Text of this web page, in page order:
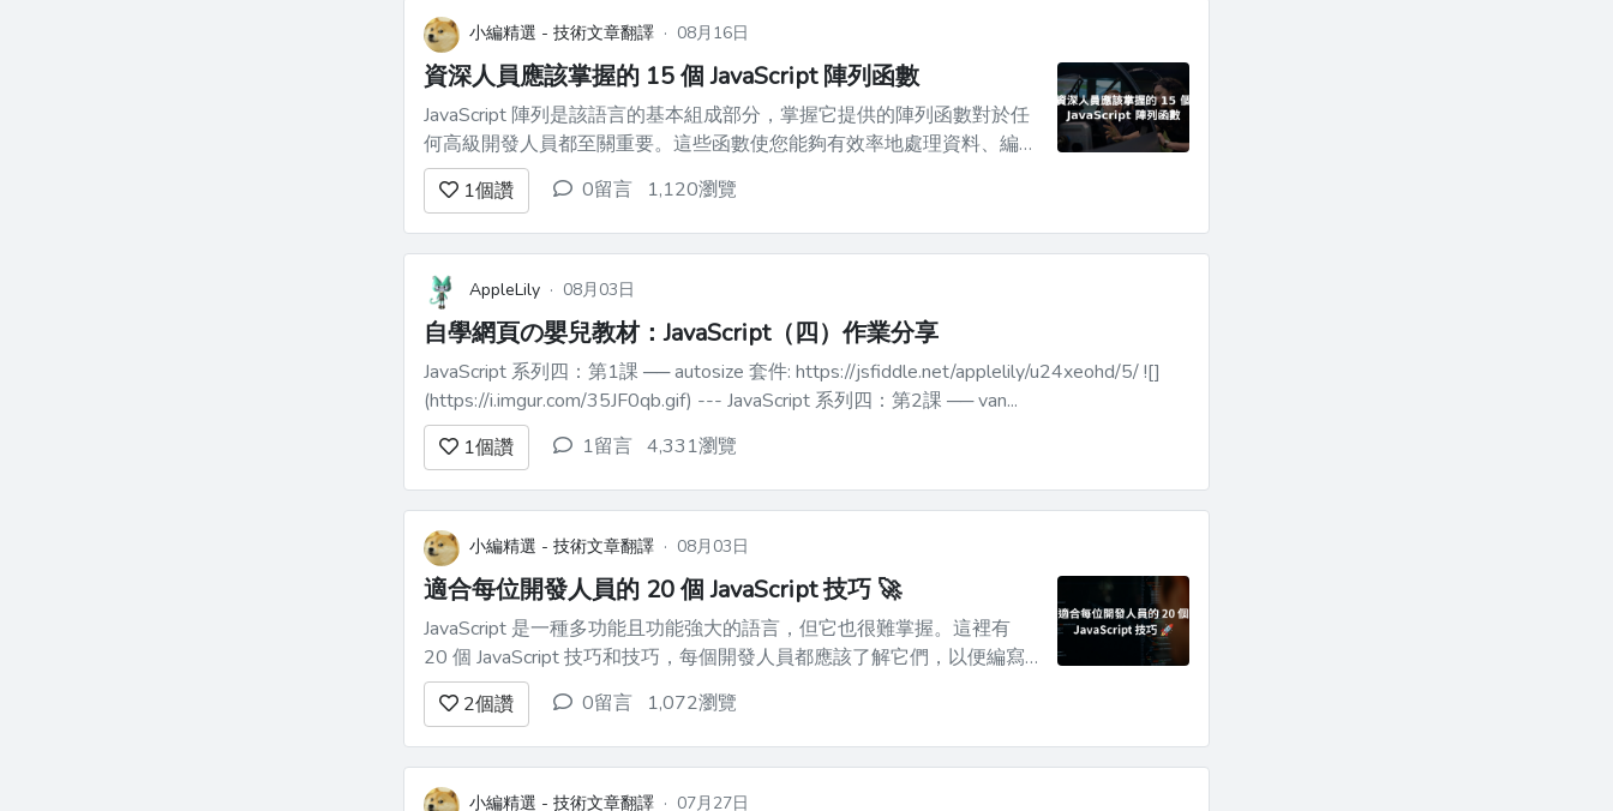
小編精選 - 技術文章翻譯 · 08月16日
資深人員應該掌握的 15 個 JavaScript 陣列函數
JavaScript 陣列是該語言的基本組成部分，掌握它提供的陣列函數對於任
何高級開發人員都至關重要。這些函數使您能夠有效率地處理資料、編寫
更簡潔的程式碼並輕鬆實現高級功能。在這篇文章中，我們將深入研究每
個高級開發人員都應該精通的 15 個陣列函數。 請訂閱我的 [YouTube 頻
道](ht...
1個讚 0留言 1,120瀏覽
AppleLily · 08月03日
自學網頁の嬰兒教材：JavaScript（四）作業分享
JavaScript 系列四：第1課 ── autosize 套件: https://jsfiddle.net/applelily/u24xeohd/5/ ![]
(https://i.imgur.com/35JF0qb.gif) --- JavaScript 系列四：第2課 ── van...
1個讚 1留言 4,331瀏覽
小編精選 - 技術文章翻譯 · 08月03日
適合每位開發人員的 20 個 JavaScript 技巧 🚀
JavaScript 是一種多功能且功能強大的語言，但它也很難掌握。這裡有
20 個 JavaScript 技巧和技巧，每個開發人員都應該了解它們，以便編寫
更清晰、更有效率的程式碼並改進他們的開發工作流程。 🌟 請訂閱我的
[YouTube 頻道](https://www.youtube.co...
2個讚 0留言 1,072瀏覽
小編精選 - 技術文章翻譯 · 07月27日